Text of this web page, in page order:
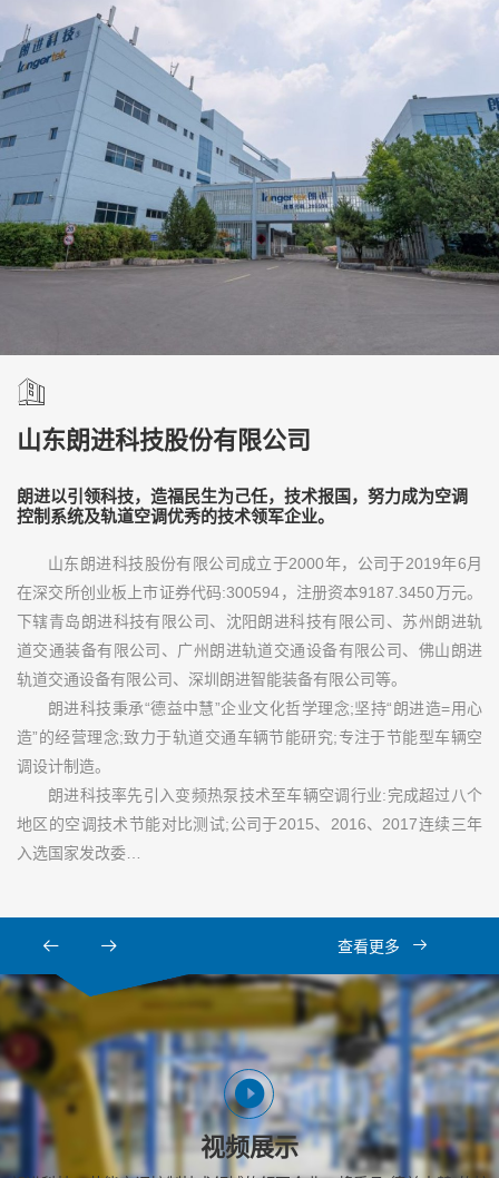
山东朗进科技股份有限公司
朗进以引领科技，造福民生为己任，技术报国，努力成为空调
控制系统及轨道空调优秀的技术领军企业。
山东朗进科技股份有限公司成立于2000年，公司于2019年6月
在深交所创业板上市证券代码:300594，注册资本9187.3450万元。
下辖青岛朗进科技有限公司、沈阳朗进科技有限公司、苏州朗进轨
道交通装备有限公司、广州朗进轨道交通设备有限公司、佛山朗进
轨道交通设备有限公司、深圳朗进智能装备有限公司等。
朗进科技秉承“德益中慧”企业文化哲学理念;坚持“朗进造=用心
造”的经营理念;致力于轨道交通车辆节能研究;专注于节能型车辆空
调设计制造。
朗进科技率先引入变频热泵技术至车辆空调行业:完成超过八个
地区的空调技术节能对比测试;公司于2015、2016、2017连续三年
入选国家发改委…
查看更多
视频展示